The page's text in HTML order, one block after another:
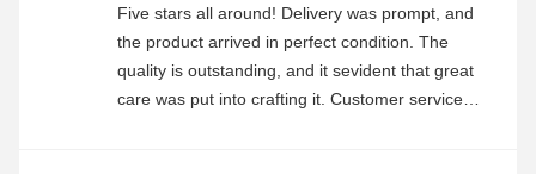
Five stars all around! Delivery was prompt, and
the product arrived in perfect condition. The
quality is outstanding, and it sevident that great
care was put into crafting it. Customer service